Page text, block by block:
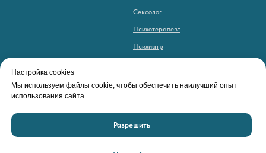
Настройка cookies
Мы используем файлы cookie, чтобы обеспечить наилучший опыт
использования сайта.
Разрешить
Сексолог
Психотерапевт
Психиатр
Эндокринолог